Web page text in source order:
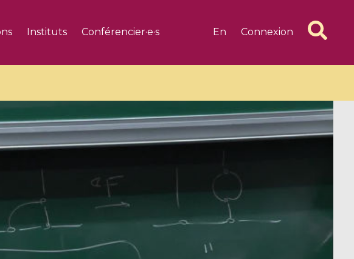
Instituts Conférencier·e·s En Connexion
geometry and complex
/ Géométrie algébrique
complexe
CIMPA-CIRM Fellowships «
Research in Residence »
Introduction to Dissipative
Dimensions and Their